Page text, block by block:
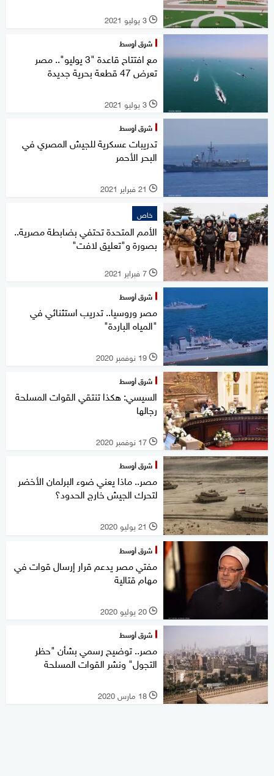
l 3 يوليو 2021
شرق أوسط
مع افتتاح قاعدة "3 يوليو".. مصر
تعرض 47 قطعة بحرية جديدة
l 3 يوليو 2021
شرق أوسط
تدريبات عسكرية للجيش المصري في
البحر الأحمر
l 21 فبراير 2021
خاص
الأمم المتحدة تحتفي بضابطة مصرية..
بصورة و"تعليق لافت"
l 7 فبراير 2021
شرق أوسط
مصر وروسيا.. تدريب استثنائي في
"المياه الباردة"
l 19 نوفمبر 2020
شرق أوسط
السيسي: هكذا تنتقي القوات المسلحة
رجالها
l 17 نوفمبر 2020
شرق أوسط
مصر.. ماذا يعني ضوء البرلمان الأخضر
لتحرك الجيش خارج الحدود؟
l 21 يوليو 2020
شرق أوسط
مفتي مصر يدعم قرار إرسال قوات في
مهام قتالية
l 20 يوليو 2020
شرق أوسط
مصر.. توضيح رسمي بشأن "حظر
التجول" ونشر القوات المسلحة
l 18 مارس 2020